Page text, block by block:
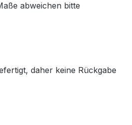
abweichen bitte
daher keine Rückgabe